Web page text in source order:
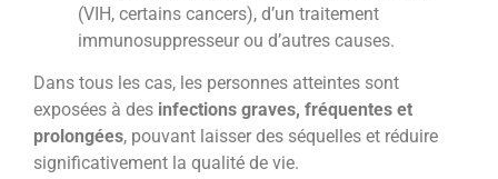
(VIH, certains cancers), d’un traitement
immunosuppresseur ou d’autres causes.
Dans tous les cas, les personnes atteintes sont
exposées à des infections graves, fréquentes et
prolongées, pouvant laisser des séquelles et réduire
significativement la qualité de vie.